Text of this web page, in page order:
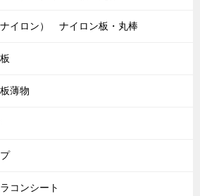
イロン） ナイロン板・丸棒
薄物
コンシート